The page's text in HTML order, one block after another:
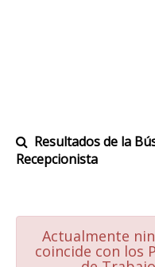
Resultados de la
Recepcionista
Actualmente
coincide con los